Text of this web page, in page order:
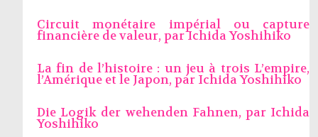
Circuit monétaire impérial ou capture
financière de valeur, parIchida Yoshihiko
La fin de l’histoire : un jeu à trois L’empire,
l’Amérique et le Japon, par Ichida Yoshihiko
Die Logik der wehenden Fahnen, par Ichida
Yoshihiko